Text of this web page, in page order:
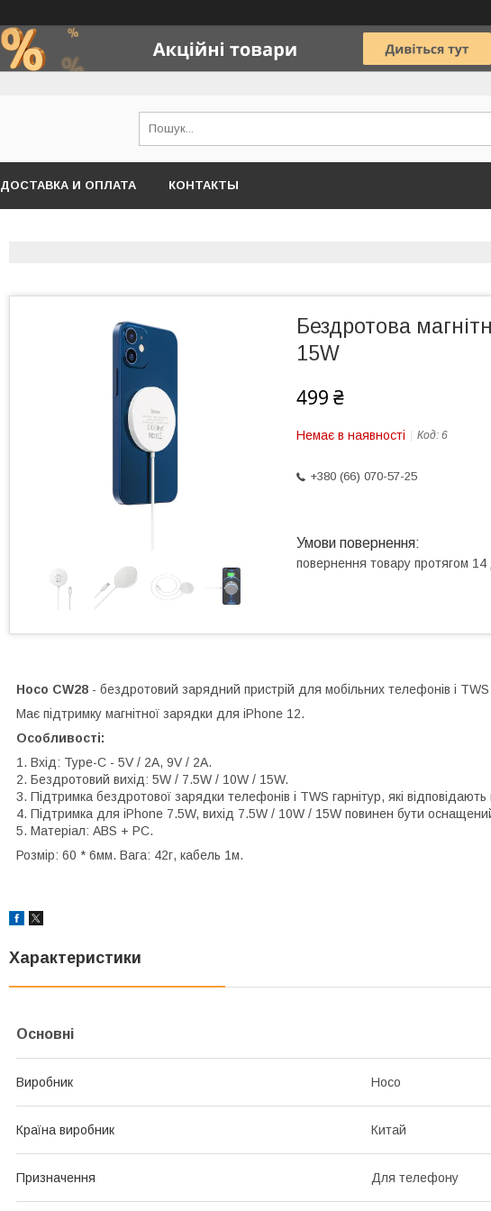
ДОСТАВКА И ОПЛАТА КОНТАКТЫ
Бездротова
15W
499 ₴
Немає в наявності Код: 6
+380 (66) 070-57-25
повернення товару протягом 14
Hoco CW28 - бездротовий зарядний пристрій для мобільних телефонів і TWS
Має підтримку магнітної зарядки для iPhone 12.
Особливості:
1. Вхід: Type-C - 5V / 2A, 9V / 2A.
2. Бездротовий вихід: 5W / 7.5W / 10W / 15W.
3. Підтримка бездротової зарядки телефонів і TWS гарнітур, які
4. Підтримка для iPhone 7.5W, вихід 7.5W / 10W / 15W повинен бути
5. Матеріал: ABS + PC.
Розмір: 60 * 6мм. Вага: 42г, кабель 1м.
Характеристики
Основні
Виробник Hoco
Країна виробник Китай
Призначення Для телефону